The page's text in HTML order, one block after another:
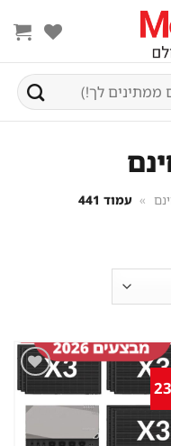
» עמוד 441
שמור
מוצר
במועדפים